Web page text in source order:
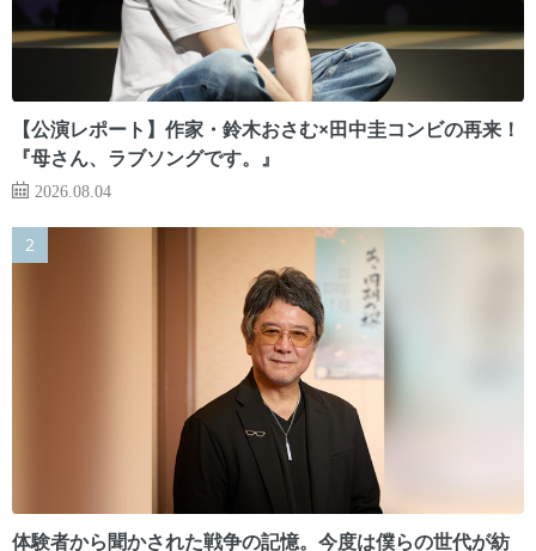
【公演レポート】作家・鈴木おさむ×田中圭コンビの再来！
『母さん、ラブソングです。』
2026.08.04
体験者から聞かされた戦争の記憶。今度は僕らの世代が紡